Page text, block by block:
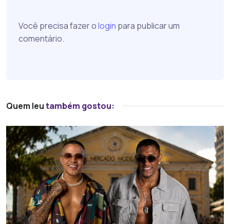
Você precisa fazer ologin para publicar um
comentário.
Quem leutambém gostou: